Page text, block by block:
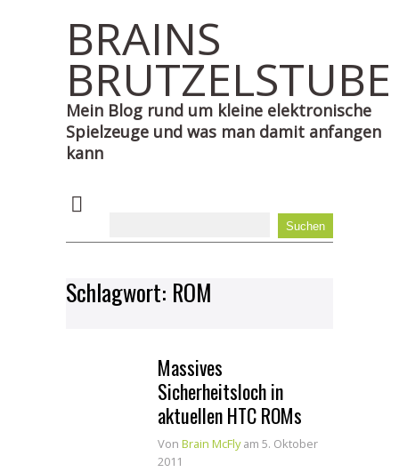
BRAINS
BRUTZELSTUBE
Mein Blog rund um kleine elektronische
Spielzeuge und was man damit anfangen
kann
Schlagwort: ROM
Massives
Sicherheitsloch in
aktuellen HTC ROMs
Von Brain McFly am 5. Oktober
2011